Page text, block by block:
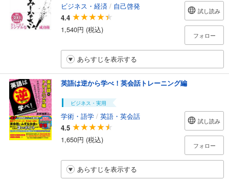
ビジネス・経済 / 自己啓発
4.4
1,540円 (税込)
試し読み
フォロー
あらすじを表示する
英語は逆から学べ！英会話トレーニング編
ビジネス・実用
学術・語学 / 英語・英会話
4.5
1,650円 (税込)
試し読み
フォロー
あらすじを表示する